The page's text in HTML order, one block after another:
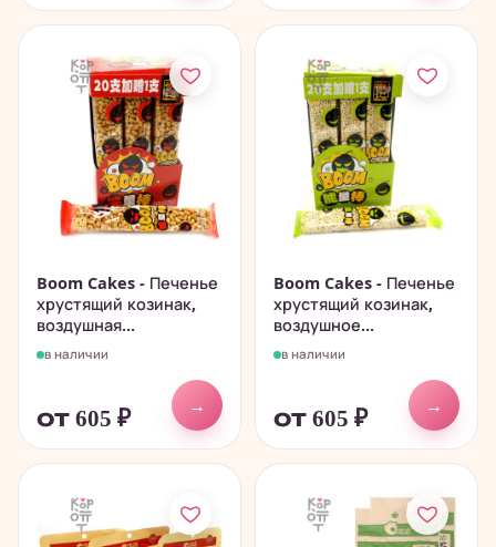
Boom Cakes - Печенье
хрустящий козинак,
воздушная...
в наличии
от 605 ₽
→
Boom Cakes - Печенье
хрустящий козинак,
воздушное...
в наличии
от 605 ₽
→